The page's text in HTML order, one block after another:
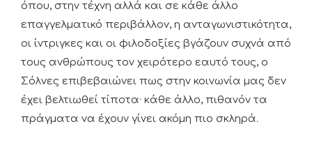
όπου, στην τέχνη αλλά και σε κάθε άλλο
επαγγελματικό περιβάλλον, η ανταγωνιστικότητα,
οι ίντριγκες και οι φιλοδοξίες βγάζουν συχνά από
τους ανθρώπους τον χειρότερο εαυτό τους, ο
Σόλνες επιβεβαιώνει πως στην κοινωνία μας δεν
έχει βελτιωθεί τίποτα· κάθε άλλο, πιθανόν τα
πράγματα να έχουν γίνει ακόμη πιο σκληρά.